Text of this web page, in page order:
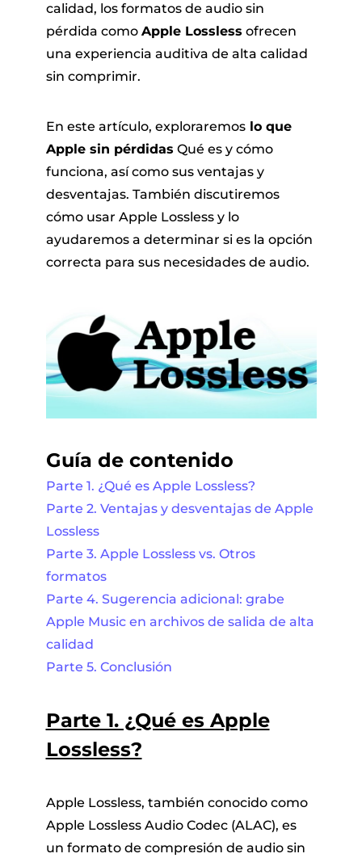
calidad, los formatos de audio sin
pérdida como Apple Lossless ofrecen
una experiencia auditiva de alta calidad
sin comprimir.
En este artículo, exploraremoslo que
Apple sin pérdidas Qué es y cómo
funciona, así como sus ventajas y
desventajas. También discutiremos
cómo usar Apple Lossless y lo
ayudaremos a determinar si es la opción
correcta para sus necesidades de audio.
Guía de contenido
Parte 1. ¿Qué es Apple Lossless?
Parte 2. Ventajas y desventajas de Apple
Lossless
Parte 3. Apple Lossless vs. Otros
formatos
Parte 4. Sugerencia adicional: grabe
Apple Music en archivos de salida de alta
calidad
Parte 5. Conclusión
Parte 1. ¿Qué es Apple
Lossless?
Apple Lossless, también conocido como
Apple Lossless Audio Codec (ALAC), es
un formato de compresión de audio sin